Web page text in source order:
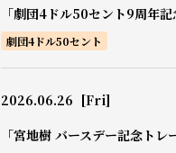
「劇団4ドル50セント9周年
劇団4ドル50セント
2026.06.26 [Fri]
「宮地樹 バースデー記念ト